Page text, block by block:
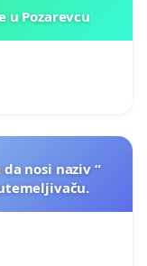
u Pozarevcu
nosi naziv “